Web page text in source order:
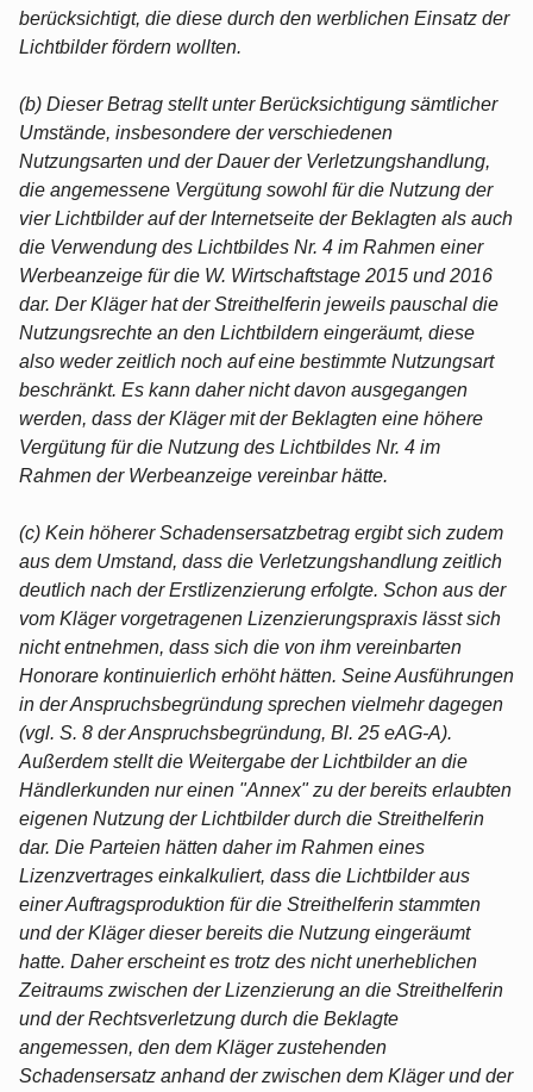
berücksichtigt, die diese durch den werblichen Einsatz der
Lichtbilder fördern wollten.
(b) Dieser Betrag stellt unter Berücksichtigung sämtlicher
Umstände, insbesondere der verschiedenen
Nutzungsarten und der Dauer der Verletzungshandlung,
die angemessene Vergütung sowohl für die Nutzung der
vier Lichtbilder auf der Internetseite der Beklagten als auch
die Verwendung des Lichtbildes Nr. 4 im Rahmen einer
Werbeanzeige für die W. Wirtschaftstage 2015 und 2016
dar. Der Kläger hat der Streithelferin jeweils pauschal die
Nutzungsrechte an den Lichtbildern eingeräumt, diese
also weder zeitlich noch auf eine bestimmte Nutzungsart
beschränkt. Es kann daher nicht davon ausgegangen
werden, dass der Kläger mit der Beklagten eine höhere
Vergütung für die Nutzung des Lichtbildes Nr. 4 im
Rahmen der Werbeanzeige vereinbar hätte.
(c) Kein höherer Schadensersatzbetrag ergibt sich zudem
aus dem Umstand, dass die Verletzungshandlung zeitlich
deutlich nach der Erstlizenzierung erfolgte. Schon aus der
vom Kläger vorgetragenen Lizenzierungspraxis lässt sich
nicht entnehmen, dass sich die von ihm vereinbarten
Honorare kontinuierlich erhöht hätten. Seine Ausführungen
in der Anspruchsbegründung sprechen vielmehr dagegen
(vgl. S. 8 der Anspruchsbegründung, Bl. 25 eAG-A).
Außerdem stellt die Weitergabe der Lichtbilder an die
Händlerkunden nur einen "Annex" zu der bereits erlaubten
eigenen Nutzung der Lichtbilder durch die Streithelferin
dar. Die Parteien hätten daher im Rahmen eines
Lizenzvertrages einkalkuliert, dass die Lichtbilder aus
einer Auftragsproduktion für die Streithelferin stammten
und der Kläger dieser bereits die Nutzung eingeräumt
hatte. Daher erscheint es trotz des nicht unerheblichen
Zeitraums zwischen der Lizenzierung an die Streithelferin
und der Rechtsverletzung durch die Beklagte
angemessen, den dem Kläger zustehenden
Schadensersatz anhand der zwischen dem Kläger und der